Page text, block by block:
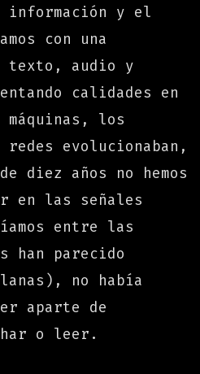
información y el
con una
texto, audio y
calidades en
los
evolucionaban,
diez años no hemos
en las señales
entre las
han parecido
no había
aparte de
o leer.